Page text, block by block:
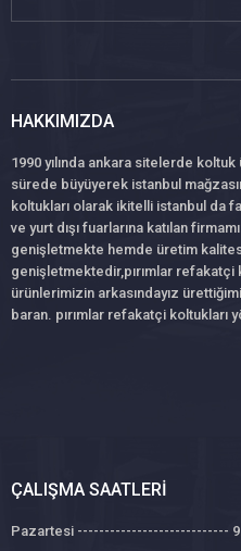
HAKKIMIZDA
1990 yılında ankara sitelerde
sürede büyüyerek istanbul
koltukları olarak ikitelli istanbul
ve yurt dışı fuarlarına katılan
genişletmekte hemde üretim
genişletmektedir,pırımlar refakatçi
ürünlerimizin arkasındayız
baran. pırımlar refakatçi koltukları
ÇALIŞMA SAATLERI
Pazartesi ----------------------------